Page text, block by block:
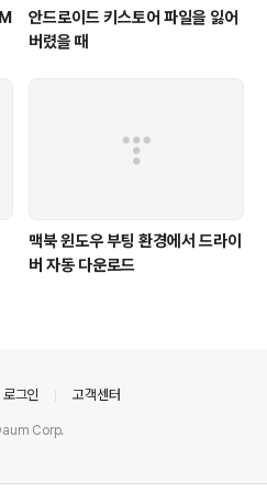
안드로이드 키스토어 파일을 잃어
버렸을 때
맥북 윈도우 부팅 환경에서 드라이
버 자동 다운로드
로그인 고객센터
Corp.